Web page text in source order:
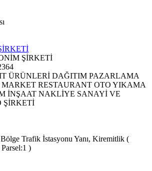
ŞİRKETİ
ÜRÜNLERİ DAĞITIM PAZARLAMA
RESTAURANT OTO YIKAMA
İNŞAAT NAKLİYE SANAYİ VE
ŞİRKETİ
Trafik İstasyonu Yanı, Kiremitlik (
)